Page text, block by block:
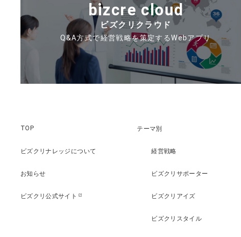
bizcre cloud
ビズクリクラウド
Q&A方式で経営戦略を策定するWebアプリ
TOP
ビズクリナレッジについて
お知らせ
ビズクリ公式サイト open_in_new
テーマ別
経営戦略
ビズクリサポーター
ビズクリアイズ
ビズクリスタイル